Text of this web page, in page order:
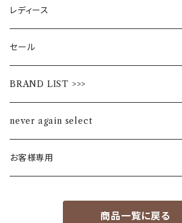
レディース
セール
BRAND LIST >>>
ALL STAR
Alohaloha
never again select
お客様専用
商品一覧に戻る